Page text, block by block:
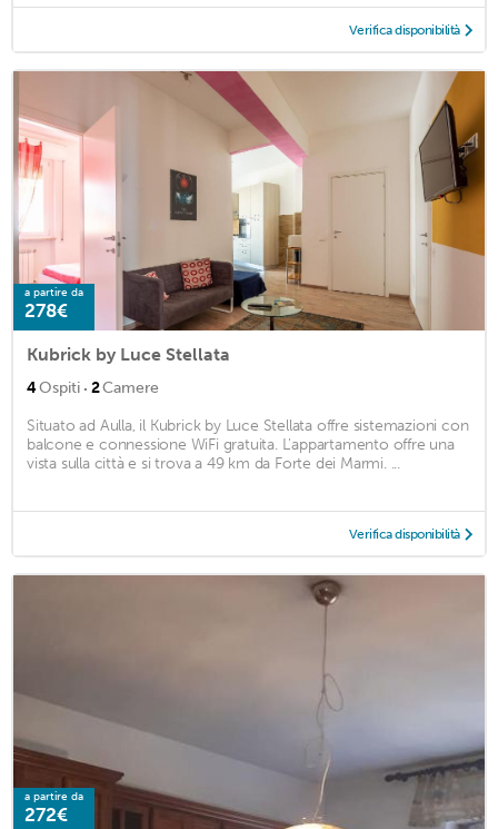
Verifica disponibilità
a partire da
278€
Kubrick by Luce Stellata
4Ospiti · 2Camere
Situato ad Aulla, il Kubrick by Luce Stellata offre sistemazioni con
balcone e connessione WiFi gratuita. L'appartamento offre una
vista sulla città e si trova a 49 km da Forte dei Marmi. ...
Verifica disponibilità
a partire da
272€